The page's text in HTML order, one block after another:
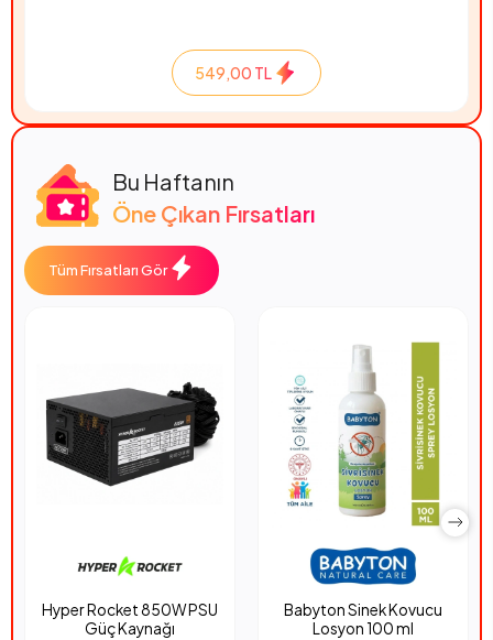
549,00 TL
Bu Haftanın
Öne Çıkan Fırsatları
Tüm Fırsatları Gör
Hyper Rocket 850W PSU
Güç Kaynağı
Babyton Sinek Kovucu
Losyon 100 ml